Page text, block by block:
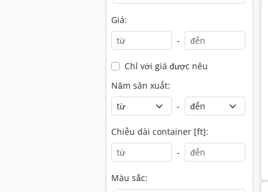
Giá:
-
Chỉ với giá được nêu
Năm sản xuất:
-
Chiều dài container [ft]:
-
Màu sắc: